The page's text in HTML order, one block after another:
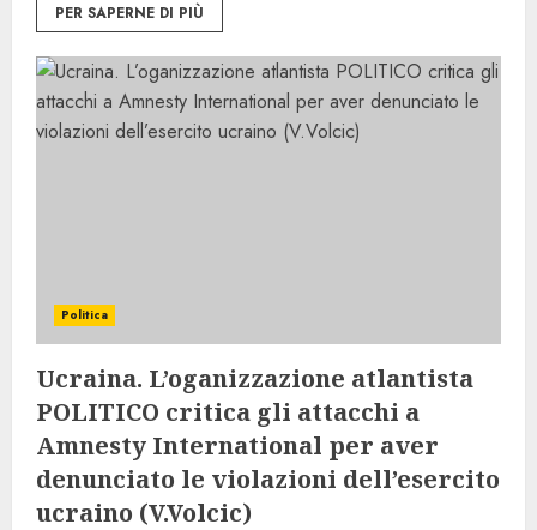
PER SAPERNE DI PIÙ
Politica
Ucraina. L’oganizzazione atlantista
POLITICO critica gli attacchi a
Amnesty International per aver
denunciato le violazioni dell’esercito
ucraino (V.Volcic)